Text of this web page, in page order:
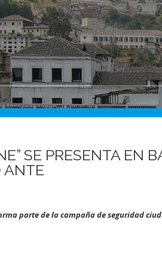
SE PRESENTA EN
ANTE
parte de la campaña de seguridad